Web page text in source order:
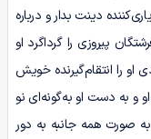
دینت بدار و درباره
پیروزی را گرداگرد او
او را انتقام‌گیرنده خویش
و به دست او به‌گونه‌ای نو
صورت همه جانبه به دور